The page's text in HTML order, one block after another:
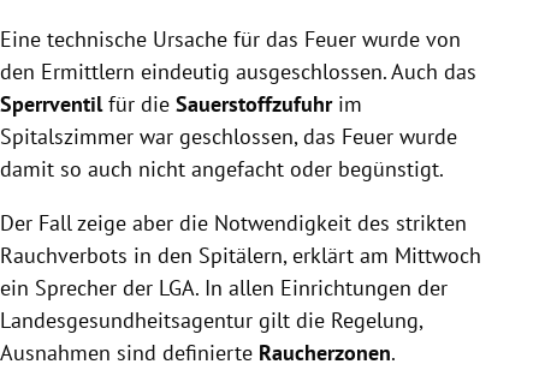
Eine technische Ursache für das Feuer wurde von
den Ermittlern eindeutig ausgeschlossen. Auch das
Sperrventilfür die Sauerstoffzufuhrim
Spitalszimmer war geschlossen, das Feuer wurde
damit so auch nicht angefacht oder begünstigt.
Der Fall zeige aber die Notwendigkeit des strikten
Rauchverbots in den Spitälern, erklärt am Mittwoch
ein Sprecher der LGA. In allen Einrichtungen der
Landesgesundheitsagentur gilt die Regelung,
Ausnahmen sind definierte Raucherzonen.